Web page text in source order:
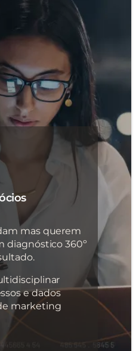
mas querem
diagnóstico 360º
e dados
marketing